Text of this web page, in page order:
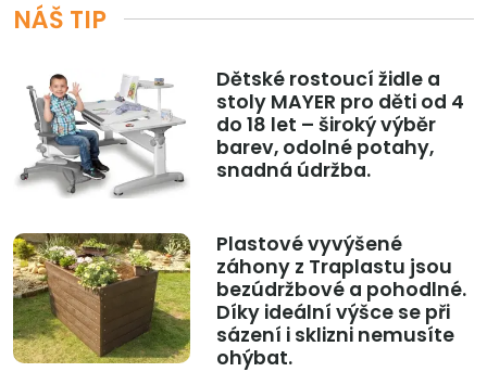
NÁŠ TIP
Dětské rostoucí židle a
stoly MAYER pro děti od 4
do 18 let – široký výběr
barev, odolné potahy,
snadná údržba.
Plastové vyvýšené
záhony z Traplastu jsou
bezúdržbové a pohodlné.
Díky ideální výšce se při
sázení i sklizni nemusíte
ohýbat.